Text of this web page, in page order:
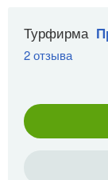
Турфирма
2 отзыва